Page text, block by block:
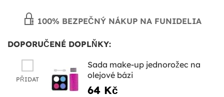
100% BEZPEČNÝ NÁKUP NA FUNIDELIA
DOPORUČENÉ DOPLŇKY:
PŘIDAT
Sada make-up jednorožec na
olejové bázi
64 Kč